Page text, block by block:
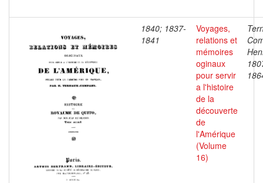
1840; 1837-
1841
Voyages,
relations et
mémoires
oginaux
pour servir
a l'histoire
de la
découverte
de
l'Amérique
(Volume
16)